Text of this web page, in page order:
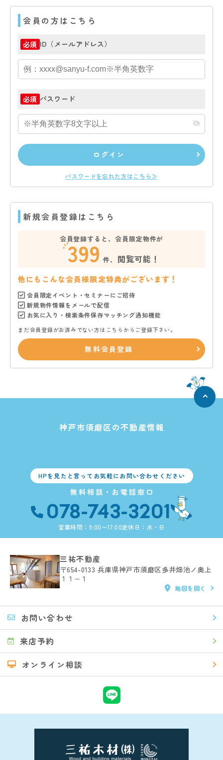
会員の方はこちら
必須 ID（メールアドレス）
必須 パスワード
ログイン
パスワードを忘れた方はこちら≫
新規会員登録はこちら
会員登録すると、会員限定物件が
399 件、 閲覧可能！
他にもこんな会員様限定特典がございます！
会員限定イベント・セミナーにご招待
新規物件情報をメールで配信
お気に入り・検索条件保存マッチング通知機能
まだ会員登録がお済みでない方はこちらからご登録下さい。
無料会員登録
神戸市須磨区の不動産情報
HPを見たと言ってお気軽にお問い合わせください
無料相談・お電話窓口
078-743-3201
営業時間：9:00〜17:00定休日：水・日
三祐不動産
〒654-0133 兵庫県神戸市須磨区多井畑池ノ奥上
１１−１
地図を開く
お問い合わせ
来店予約
オンライン相談